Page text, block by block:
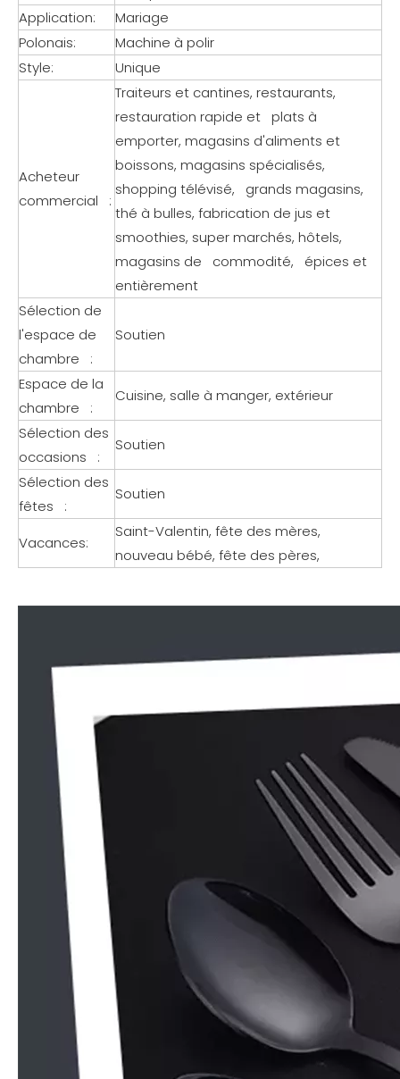
Application:
Mariage
Polonais:
Machine à polir
Style:
Unique
Acheteur
commercial :
Traiteurs et cantines, restaurants,
restauration rapide et plats à
emporter, magasins d'aliments et
boissons, magasins spécialisés,
shopping télévisé, grands magasins,
thé à bulles, fabrication de jus et
smoothies, super marchés, hôtels,
magasins de commodité, épices et
entièrement
Sélection de
l'espace de
chambre :
Soutien
Espace de la
chambre :
Cuisine, salle à manger, extérieur
Sélection des
occasions :
Soutien
Sélection des
fêtes :
Soutien
Vacances:
Saint-Valentin, fête des mères,
nouveau bébé, fête des pères,